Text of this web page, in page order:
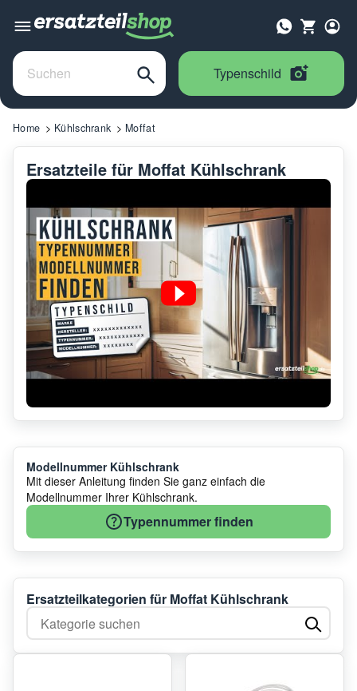
Typenschild
Home Kühlschrank Moffat
Ersatzteile für Moffat Kühlschrank
Modellnummer Kühlschrank
Mit dieser Anleitung finden Sie ganz einfach die
Modellnummer Ihrer Kühlschrank.
Typennummer finden
Ersatzteilkategorien für Moffat Kühlschrank
Kategorie suchen